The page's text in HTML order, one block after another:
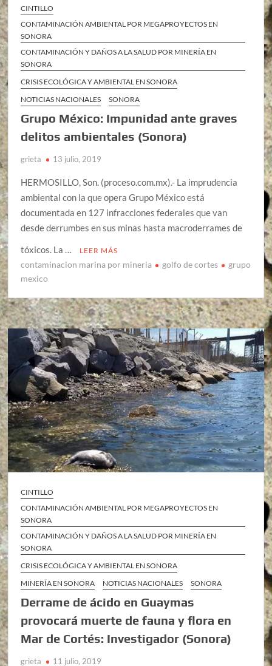
CINTILLO
CONTAMINACIÓN AMBIENTAL POR MEGAPROYECTOS EN
SONORA
CONTAMINACIÓN Y DAÑOS A LA SALUD POR MINERÍA EN
SONORA
CRISIS ECOLÓGICA Y AMBIENTAL EN SONORA
NOTICIAS NACIONALES
SONORA
Grupo México: Impunidad ante graves
delitos ambientales (Sonora)
grieta 13 julio, 2019
HERMOSILLO, Son. (proceso.com.mx).- La imprudencia
ambiental con la que opera Grupo México está
documentada en 127 infracciones federales que van
desde derrumbes en sus minas hasta macroderrames de
tóxicos. La …
LEER MÁS
contaminacion marina por mineria golfo de cortes
grupo
mexico
CINTILLO
CONTAMINACIÓN AMBIENTAL POR MEGAPROYECTOS EN
SONORA
CONTAMINACIÓN Y DAÑOS A LA SALUD POR MINERÍA EN
SONORA
CRISIS ECOLÓGICA Y AMBIENTAL EN SONORA
MINERÍA EN SONORA
NOTICIAS NACIONALES SONORA
Derrame de ácido en Guaymas
provocará muerte de fauna y flora en
Mar de Cortés: Investigador (Sonora)
grieta 11 julio, 2019